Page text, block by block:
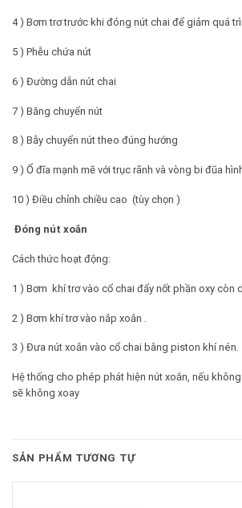
4 ) Bơm trơ trước khi đóng nút chai để giảm quá
5 ) Phễu chứa nút
6 ) Đường dẫn nút chai
7 ) Băng chuyển nút
8 ) Bẫy chuyển nút theo đúng hướng
9 ) Ổ đĩa mạnh mẽ với trục rãnh và vòng bi đũa
10 ) Điều chỉnh chiều cao (tùy chọn )
Đóng nút xoắn
Cách thức hoạt động:
1 ) Bơm khí trơ vào cổ chai đẩy nốt phần oxy còn
2 ) Bơm khí trơ vào nắp xoắn .
3 ) Đưa nút xoắn vào cổ chai bằng piston khí nén.
Hệ thống cho phép phát hiện nút xoắn, nếu
sẽ không xoay
SẢN PHẨM TƯƠNG TỰ